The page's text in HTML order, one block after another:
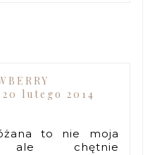
20 lutego 2014
to nie moja
ale chętnie